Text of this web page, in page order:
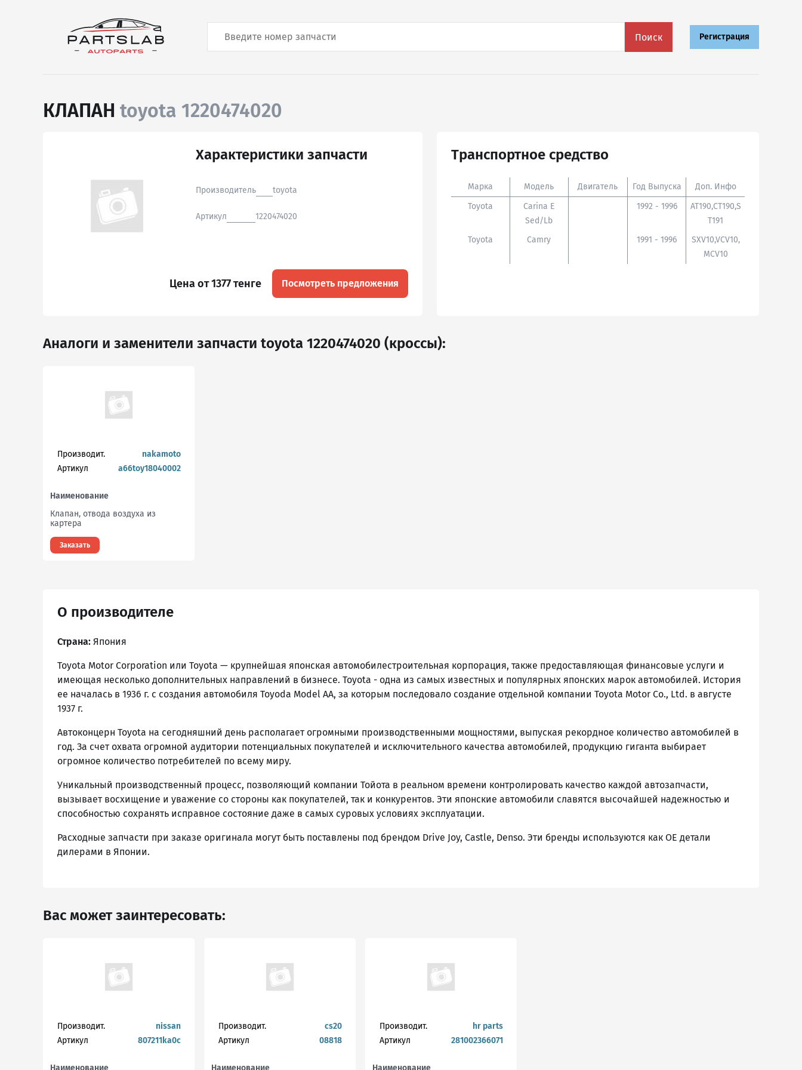
Поиск Регистрация
КЛАПАН toyota 1220474020
Характеристики запчасти
Производитель toyota
Артикул 1220474020
Цена от 1377 тенге Посмотреть предложения
Транспортное средство
Марка Модель Двигатель Год Выпуска
Доп. Инфо
Toyota
Carina E
Sed/lb
1992 - 1996
AT190,CT190,S
T191
Toyota
Camry 1991 - 1996
SXV10,VCV10,
MCV10
Аналоги и заменители запчасти toyota 1220474020 (кроссы):
Производит.
nakamoto
Артикул
a66toy18040002
Наименование
Клапан, отвода воздуха из
картера
Заказать
О производителе
Страна: Япония
Toyota Motor Corporation или Toyota — крупнейшая японская автомобилестроительная корпорация, также предоставляющая финансовые услуги и
имеющая несколько дополнительных направлений в бизнесе. Toyota - одна из самых известных и популярных японских марок автомобилей. История
ее началась в 1936 г. с создания автомобиля Toyoda Model AA, за которым последовало создание отдельной компании Toyota Motor Co., Ltd. в августе
1937 г.
Автоконцерн Toyota на сегодняшний день располагает огромными производственными мощностями, выпуская рекордное количество автомобилей в
год. За счет охвата огромной аудитории потенциальных покупателей и исключительного качества автомобилей, продукцию гиганта выбирает
огромное количество потребителей по всему миру.
Уникальный производственный процесс, позволяющий компании Тойота в реальном времени контролировать качество каждой автозапчасти,
вызывает восхищение и уважение со стороны как покупателей, так и конкурентов. Эти японские автомобили славятся высочайшей надежностью и
способностью сохранять исправное состояние даже в самых суровых условиях эксплуатации.
Расходные запчасти при заказе оригинала могут быть поставлены под брендом Drive Joy, Castle, Denso. Эти бренды используются как ОЕ детали
дилерами в Японии.
Вас может заинтересовать:
Производит.
nissan
Артикул
807211ka0c
Наименование
Производит.
cs20
Артикул
08818
Наименование
Производит.
hr parts
Артикул
281002366071
Наименование